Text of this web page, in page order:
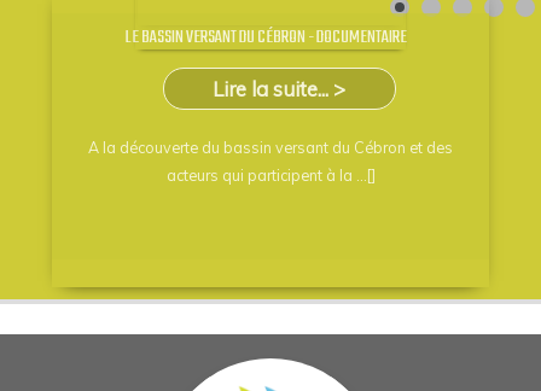
LE BASSIN VERSANT DU CÉBRON - DOCUMENTAIRE
Lire la suite... >
A la découverte du bassin versant du Cébron et des
acteurs qui participent à la ...[]